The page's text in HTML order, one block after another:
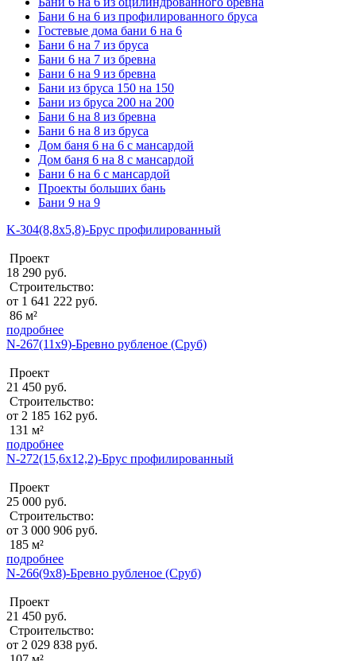
Бани 6 на 6 из профилированного бруса
Гостевые дома бани 6 на 6
Бани 6 на 7 из бруса
Бани 6 на 7 из бревна
Бани 6 на 9 из бревна
Бани из бруса 150 на 150
Бани из бруса 200 на 200
Бани 6 на 8 из бревна
Бани 6 на 8 из бруса
Дом баня 6 на 6 с мансардой
Дом баня 6 на 8 с мансардой
Бани 6 на 6 с мансардой
Проекты больших бань
Бани 9 на 9
K-304(8,8x5,8)-Брус профилированный
Проект
18 290 руб.
Строительство:
от 1 641 222 руб.
86 м²
подробнее
N-267(11x9)-Бревно рубленое (Сруб)
Проект
21 450 руб.
Строительство:
от 2 185 162 руб.
131 м²
подробнее
N-272(15,6x12,2)-Брус профилированный
Проект
25 000 руб.
Строительство:
от 3 000 906 руб.
185 м²
подробнее
N-266(9x8)-Бревно рубленое (Сруб)
Проект
21 450 руб.
Строительство:
от 2 029 838 руб.